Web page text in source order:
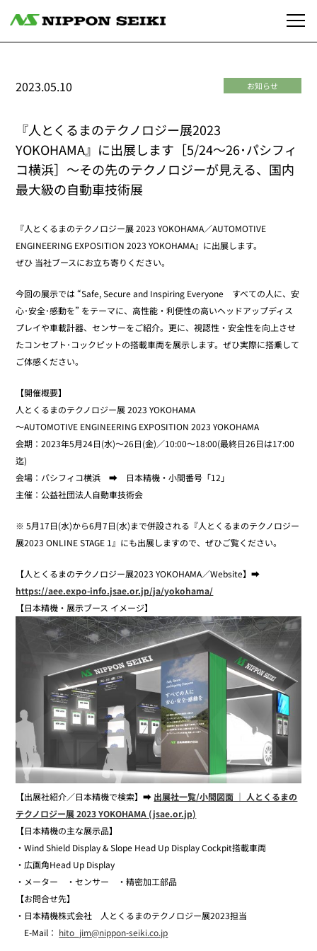
お知らせ
2023.05.10
『人とくるまのテクノロジー展2023
YOKOHAMA』に出展します［5/24～26･パシフィ
コ横浜］～その先のテクノロジーが見える、国内
最大級の自動車技術展
『人とくるまのテクノロジー展 2023 YOKOHAMA／AUTOMOTIVE
ENGINEERING EXPOSITION 2023 YOKOHAMA』に出展します。
ぜひ 当社ブースにお立ち寄りください。
今回の展示では “Safe, Secure and Inspiring Everyone すべての人に、安
心･安全･感動を” をテーマに、高性能・利便性の高いヘッドアップディス
プレイや車載計器、センサーをご紹介。更に、視認性・安全性を向上させ
たコンセプト･コックピットの搭載車両を展示します。ぜひ実際に搭乗して
ご体感ください。
【開催概要】
人とくるまのテクノロジー展 2023 YOKOHAMA
～AUTOMOTIVE ENGINEERING EXPOSITION 2023 YOKOHAMA
会期：2023年5月24日(水)～26日(金)／10:00〜18:00(最終日26日は17:00
迄)
会場：パシフィコ横浜 ➡ 日本精機・小間番号「12」
主催：公益社団法人自動車技術会
※ 5月17日(水)から6月7日(水)まで併設される『人とくるまのテクノロジー
展2023 ONLINE STAGE 1』にも出展しますので、ぜひご覧ください。
【人とくるまのテクノロジー展2023 YOKOHAMA／Website】➡
https://aee.expo-info.jsae.or.jp/ja/yokohama/
【日本精機・展示ブース イメージ】
【出展社紹介／日本精機で検索】➡ 出展社一覧/小間図面 ｜ 人とくるまの
テクノロジー展 2023 YOKOHAMA (jsae.or.jp)
【日本精機の主な展示品】
・Wind Shield Display & Slope Head Up Display Cockpit搭載車両
・広画角Head Up Display
・メーター ・センサー ・精密加工部品
【お問合せ先】
・日本精機株式会社 人とくるまのテクノロジー展2023担当
E-Mail： hito_jim@nippon-seiki.co.jp